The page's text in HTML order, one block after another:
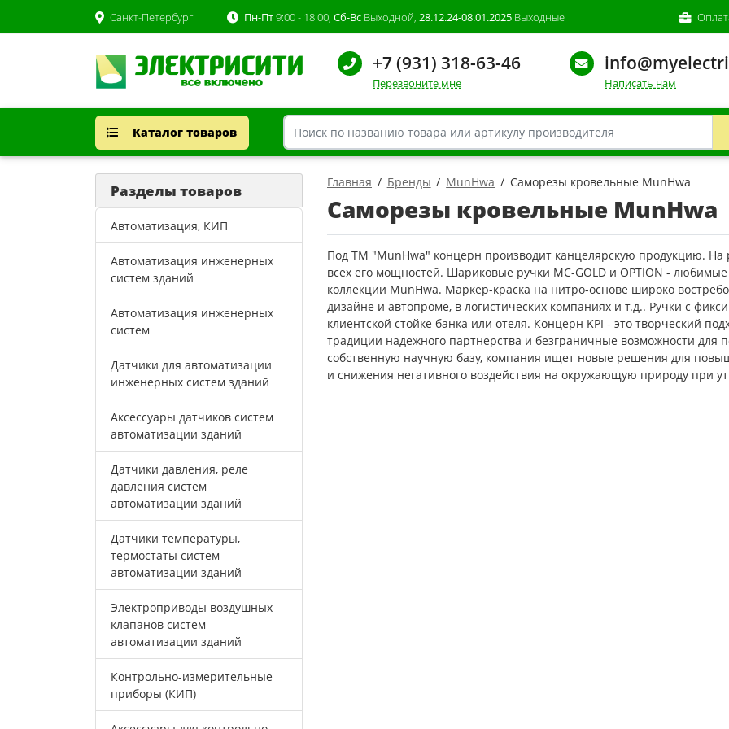
Санкт-Петербург Пн-Пт9:00 - 18:00, Сб-Вс Выходной, 28.12.24-08.01.2025 Выходные
+7 (931) 318-63-46
Перезвоните мне Написать нам
Каталог товаров
Главная Бренды MunHwa Саморезы кровельные MunHwa
Саморезы кровельные MunHwa
Под ТМ "MunHwa" концерн производит канцелярскую продукцию. На
всех его мощностей. Шариковые ручки MC-GOLD и OPTION -
коллекции MunHwa. Маркер-краска на нитро-основе широко
дизайне и автопроме, в логистических компаниях и т.д.. Ручки с
клиентской стойке банка или отеля. Концерн KPI - это творческий
традиции надежного партнерства и безграничные возможности для
собственную научную базу, компания ищет новые решения для
и снижения негативного воздействия на окружающую природу при
Разделы товаров
Автоматизация, КИП
Автоматизация инженерных
систем зданий
Автоматизация инженерных
систем
Датчики для автоматизации
инженерных систем зданий
Аксессуары датчиков систем
автоматизации зданий
Датчики давления, реле
давления систем
автоматизации зданий
Датчики температуры,
термостаты систем
автоматизации зданий
Электроприводы воздушных
клапанов систем
автоматизации зданий
Контрольно-измерительные
приборы (КИП)